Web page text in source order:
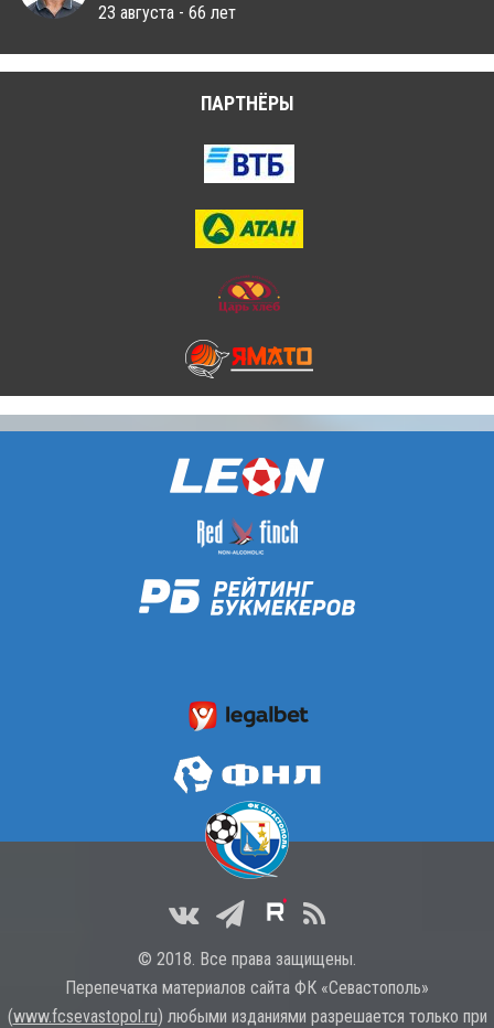
23 августа - 66 лет
ПАРТНЁРЫ
© 2018. Все права защищены.
Перепечатка материалов сайта ФК «Севастополь»
(www.fcsevastopol.ru) любыми изданиями разрешается только при